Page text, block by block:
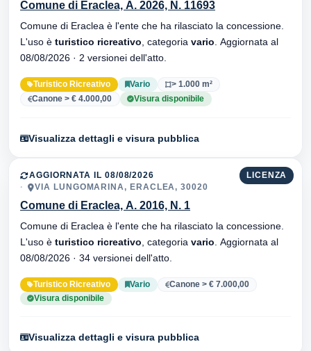
Comune di Eraclea, A. 2026, N. 11693
Comune di Eraclea è l'ente che ha rilasciato la concessione.
L'uso è turistico ricreativo , categoria vario
08/08/2026 · 2 versionei dell'atto.
Turistico Ricreativo Vario
> 1.000 m²
Canone > € 4.000,00
Visura disponibile
Visualizza dettagli e visura pubblica
LICENZA
AGGIORNATA IL 08/08/2026
VIA LUNGOMARINA, ERACLEA, 30020
Comune di Eraclea, A. 2016, N. 1
Comune di Eraclea è l'ente che ha rilasciato la concessione.
L'uso è turistico ricreativo , categoria vario
08/08/2026 · 34 versionei dell'atto.
Turistico Ricreativo Vario
Canone > € 7.000,00
Visura disponibile
Visualizza dettagli e visura pubblica